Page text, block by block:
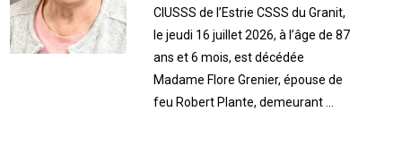
CIUSSS de l’Estrie CSSS du Granit,
le jeudi 16 juillet 2026, à l’âge de 87
ans et 6 mois, est décédée
Madame Flore Grenier, épouse de
feu Robert Plante, demeurant ...